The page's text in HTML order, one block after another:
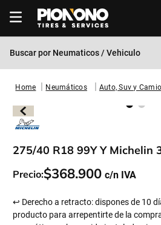
Buscar por Neumaticos / Vehiculo
Neumáticos Auto, Suv y
275/40 R18 99Y Y Michelin
Precio:$368.900
↩ Derecho a retracto: dispones de 10
producto para arrepentirte de la